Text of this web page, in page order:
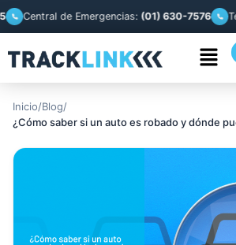
de Emergencias:(01) 630-7576
Inicio/Blog/
¿Cómo saber si un auto es robado y dónde